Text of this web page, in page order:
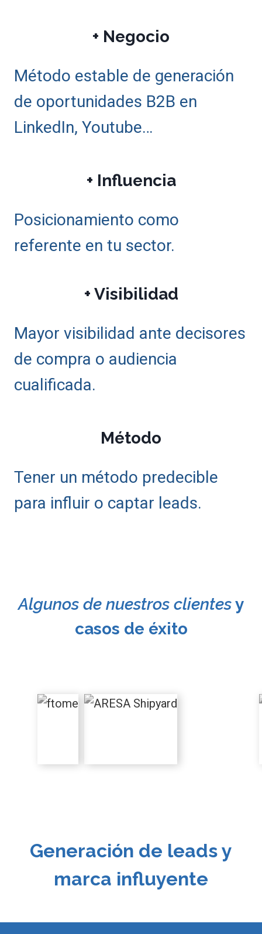
+ Negocio
Método estable de generación
de oportunidades B2B en
LinkedIn, Youtube…
+ Influencia
Posicionamiento como
referente en tu sector.
+ Visibilidad
Mayor visibilidad ante decisores
de compra o audiencia
cualificada.
Método
Tener un método predecible
para influir o captar leads.
Algunos de nuestros clientesy
casos de éxito
Generación de leads y
marca influyente